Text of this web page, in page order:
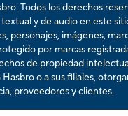
Todos los derechos
y de audio en este
personajes, imágenes,
por marcas
de propiedad
o a sus filiales,
proveedores y clientes.